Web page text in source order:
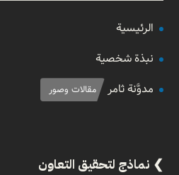
الرئيسية
نبذة شخصية
مدوَّنة ثامر
مقالات وصور
نماذج لتحقيق التعاون